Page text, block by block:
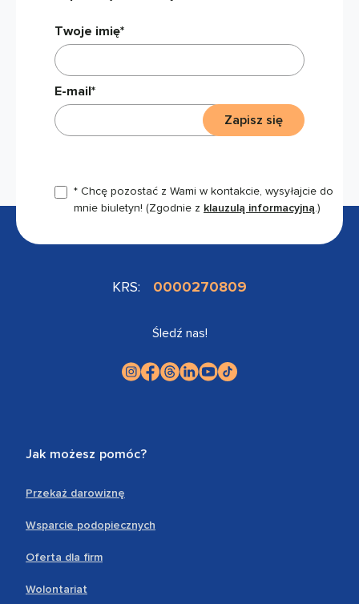
Twoje imię*
E-mail*
* Chcę pozostać z Wami w kontakcie, wysyłajcie do
mnie biuletyn! (Zgodnie z klauzulą informacyjną.)
Zapisz się
KRS: 0000270809
Śledź nas!
Jak możesz pomóc?
Przekaż darowiznę
Wsparcie podopiecznych
Oferta dla firm
Wolontariat